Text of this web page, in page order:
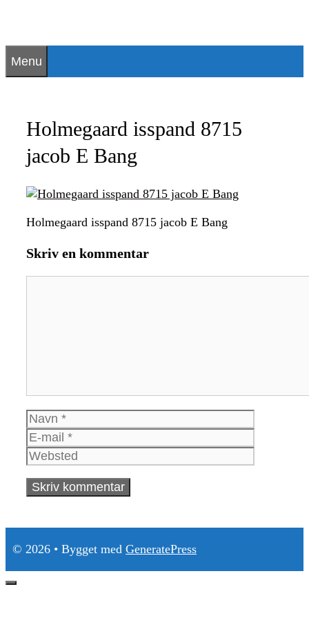
indhold
Menu
Holmegaard isspand 8715
jacob E Bang
Holmegaard isspand 8715 jacob E Bang
Skriv en kommentar
Navn
mail
© 2026 • Bygget med GeneratePress
Luk